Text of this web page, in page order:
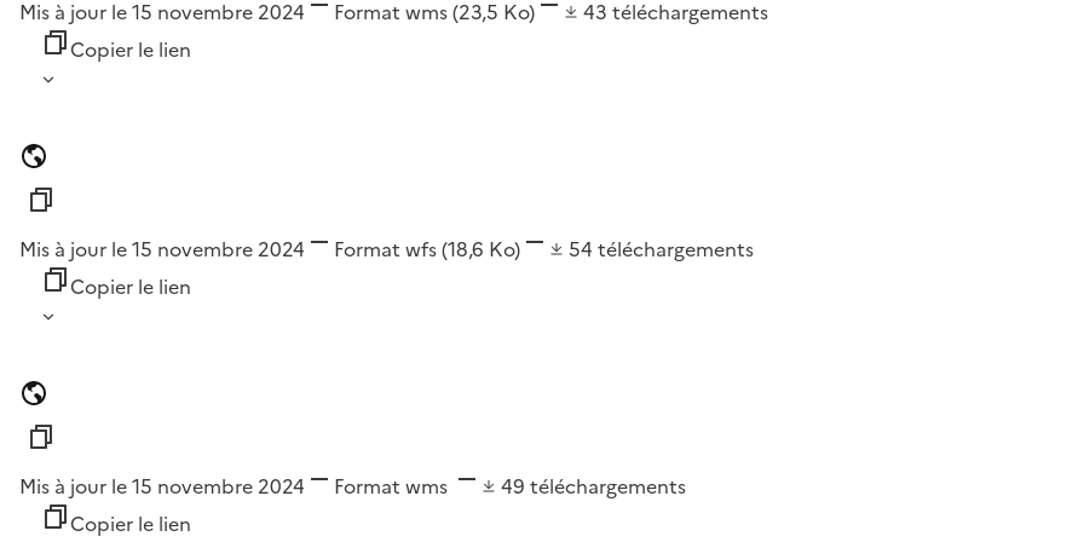
Mis à jour le 15 novembre 2024 Format wms(23,5 Ko) 43 téléchargements
Copier le lien
Mis à jour le 15 novembre 2024 Format wfs(18,6 Ko) 54 téléchargements
Copier le lien
Mis à jour le 15 novembre 2024 Format wms 49 téléchargements
Copier le lien